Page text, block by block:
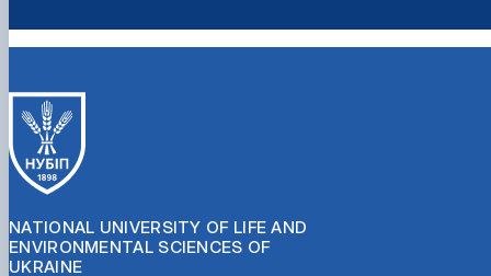
NATIONAL UNIVERSITY OF LIFE AND
ENVIRONMENTAL SCIENCES OF
UKRAINE